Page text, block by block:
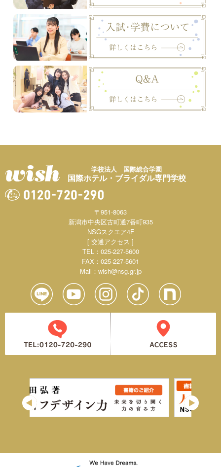
学校法人 国際総合学園
国際ホテル・ブライダル専門学校
〒951-8063
新潟市中央区古町通7番町935
NSGスクエア4F
[ 交通アクセス ]
TEL：025-227-5600
FAX：025-227-5601
Mail： wish@nsg.gr.jp